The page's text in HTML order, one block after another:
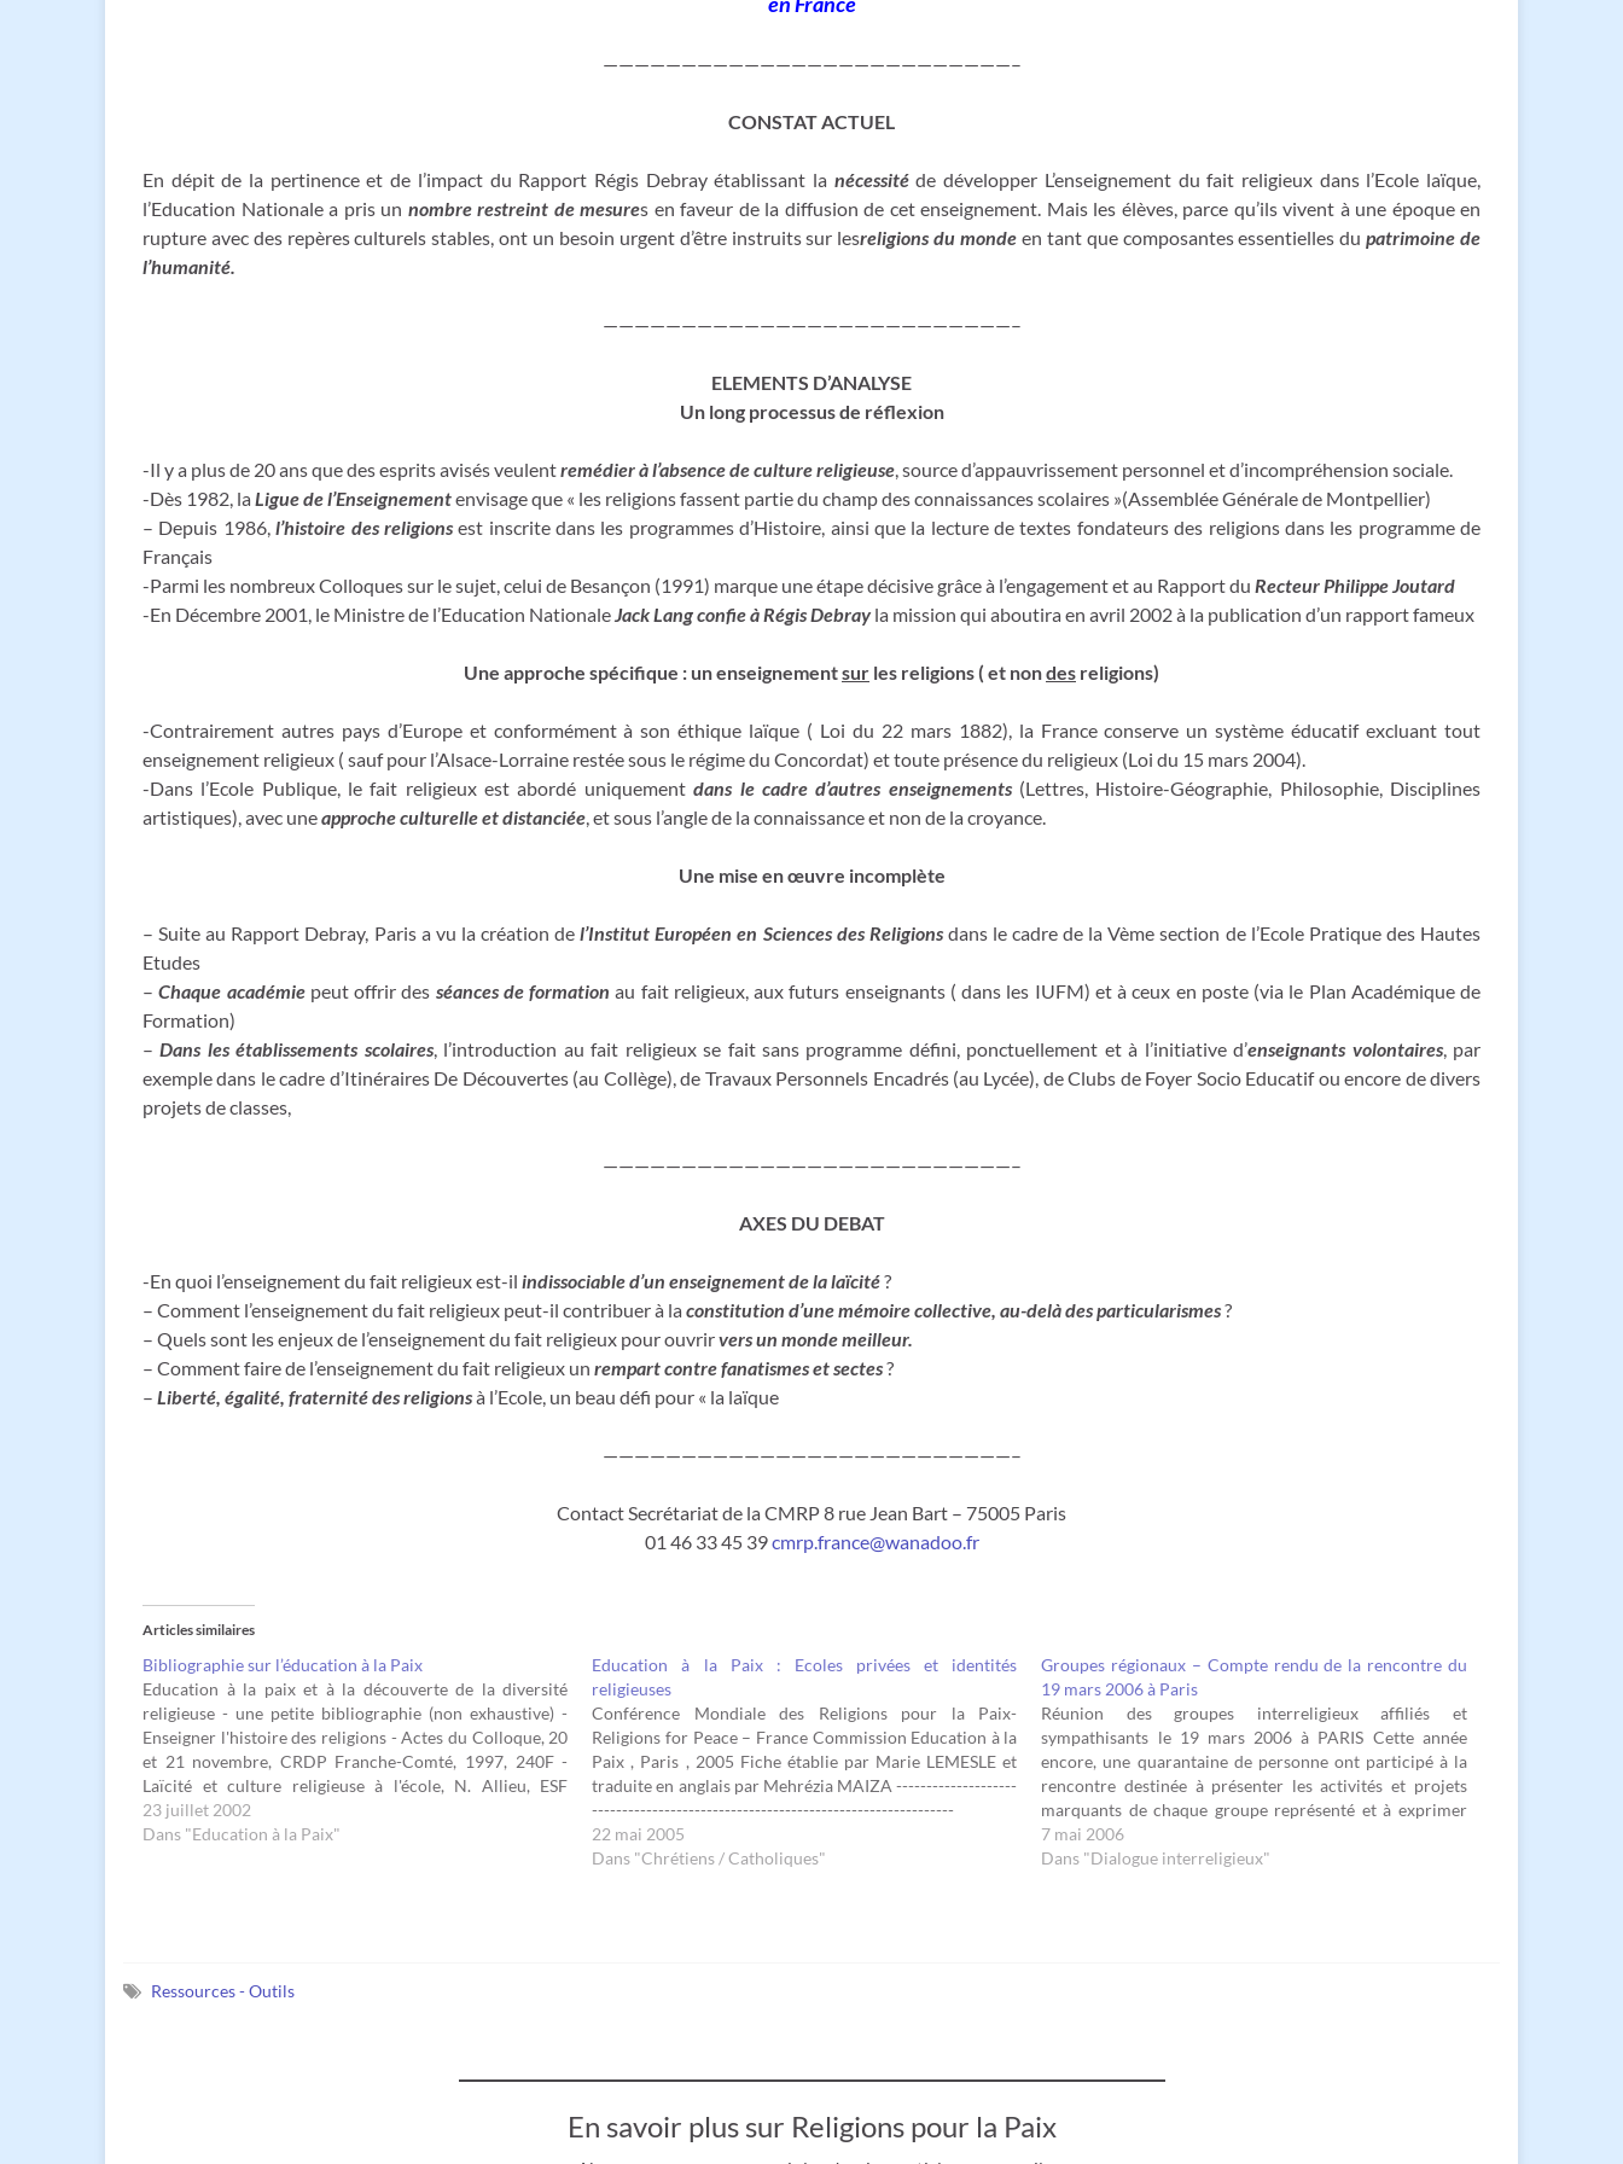
——————————————————————————–
CONSTAT ACTUEL
En dépit de la pertinence et de l’impact du Rapport Régis Debray établissant la nécessitéde développer L’enseignement du fait religieux dans l’Ecole laïque,
l’Education Nationale a pris un nombre restreint de mesures en faveur de la diffusion de cet enseignement. Mais les élèves, parce qu’ils vivent à une époque en
rupture avec des repères culturels stables, ont un besoin urgent d’être instruits sur lesreligions du monde en tant que composantes essentielles dupatrimoine de
l’humanité.
——————————————————————————–
ELEMENTS D’ANALYSE
Un long processus de réflexion
-Il y a plus de 20 ans que des esprits avisés veulentremédier à l’absence de culture religieuse , source d’appauvrissement personnel et d’incompréhension sociale.
-Dès 1982, la Ligue de l’Enseignementenvisage que « les religions fassent partie du champ des connaissances scolaires »(Assemblée Générale de Montpellier)
– Depuis 1986,l’histoire des religionsest inscrite dans les programmes d’Histoire, ainsi que la lecture de textes fondateurs des religions dans les programme de
Français
-Parmi les nombreux Colloques sur le sujet, celui de Besançon (1991) marque une étape décisive grâce à l’engagement et au Rapport du Recteur Philippe Joutard
-En Décembre 2001, le Ministre de l’Education Nationale Jack Lang confie à Régis Debrayla mission qui aboutira en avril 2002 à la publication d’un rapport fameux
Une approche spécifique : un enseignementsur les religions ( et nondes religions)
-Contrairement autres pays d’Europe et conformément à son éthique laïque ( Loi du 22 mars 1882), la France conserve un système éducatif excluant tout
enseignement religieux ( sauf pour l’Alsace-Lorraine restée sous le régime du Concordat) et toute présence du religieux (Loi du 15 mars 2004).
-Dans l’Ecole Publique, le fait religieux est abordé uniquementdans le cadre d’autres enseignements(Lettres, Histoire-Géographie, Philosophie, Disciplines
artistiques), avec uneapproche culturelle et distanciée , et sous l’angle de la connaissance et non de la croyance.
Une mise en œuvre incomplète
– Suite au Rapport Debray, Paris a vu la création del’Institut Européen en Sciences des Religionsdans le cadre de la Vème section de l’Ecole Pratique des Hautes
Etudes
–Chaque académiepeut offrir des séances de formation au fait religieux, aux futurs enseignants ( dans les IUFM) et à ceux en poste (via le Plan Académique de
Formation)
– Dans les établissements scolaires, l’introduction au fait religieux se fait sans programme défini, ponctuellement et à l’initiative d’enseignants volontaires, par
exemple dans le cadre d’Itinéraires De Découvertes (au Collège), de Travaux Personnels Encadrés (au Lycée), de Clubs de Foyer Socio Educatif ou encore de divers
projets de classes,
——————————————————————————–
AXES DU DEBAT
-En quoi l’enseignement du fait religieux est-il indissociable d’un enseignement de la laïcité?
– Comment l’enseignement du fait religieux peut-il contribuer à la constitution d’une mémoire collective, au-delà des particularismes?
– Quels sont les enjeux de l’enseignement du fait religieux pour ouvrirvers un monde meilleur.
– Comment faire de l’enseignement du fait religieux un rempart contre fanatismes et sectes?
– Liberté, égalité, fraternité des religionsà l’Ecole, un beau défi pour « la laïque
——————————————————————————–
Contact Secrétariat de la CMRP 8 rue Jean Bart – 75005 Paris
01 46 33 45 39cmrp.france@wanadoo.fr
Articles similaires
Bibliographie sur l’éducation à la Paix
Education à la paix et à la découverte de la diversité
religieuse - une petite bibliographie (non exhaustive) -
Enseigner l'histoire des religions - Actes du Colloque, 20
et 21 novembre, CRDP Franche-Comté, 1997, 240F -
Laïcité et culture religieuse à l'école, N. Allieu, ESF
Editeurs, 1996 (98F) - Enseigner…
23 juillet 2002
Dans "Education à la Paix"
Education à la Paix : Ecoles privées et identités
religieuses
Conférence Mondiale des Religions pour la Paix-
Religions for Peace – France Commission Education à la
Paix , Paris , 2005 Fiche établie par Marie LEMESLE et
traduite en anglais par Mehrézia MAIZA --------------------
------------------------------------------------------------
ECOLES PRIVEES ET IDENTITES RELIGIEUSES en France
CONSTAT ACTUEL Depuis la loi Debré ( 1959)
22 mai 2005
Dans "Chrétiens / Catholiques"
Groupes régionaux – Compte rendu de la rencontre du
19 mars 2006 à Paris
Réunion des groupes interreligieux affiliés et
sympathisants le 19 mars 2006 à PARIS Cette année
encore, une quarantaine de personne ont participé à la
rencontre destinée à présenter les activités et projets
marquants de chaque groupe représenté et à exprimer
les attentes vis-à-vis de la CMRP. Monsieur Jehangir
SAROSH, président…
7 mai 2006
Dans "Dialogue interreligieux"
Ressources - Outils
En savoir plus sur Religions pour la Paix